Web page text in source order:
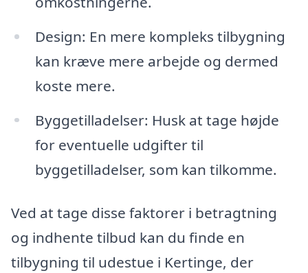
Design: En mere kompleks tilbygning
kan kræve mere arbejde og dermed
koste mere.
Byggetilladelser: Husk at tage højde
for eventuelle udgifter til
byggetilladelser, som kan tilkomme.
Ved at tage disse faktorer i betragtning
og indhente tilbud kan du finde en
tilbygning til udestue i Kertinge, der